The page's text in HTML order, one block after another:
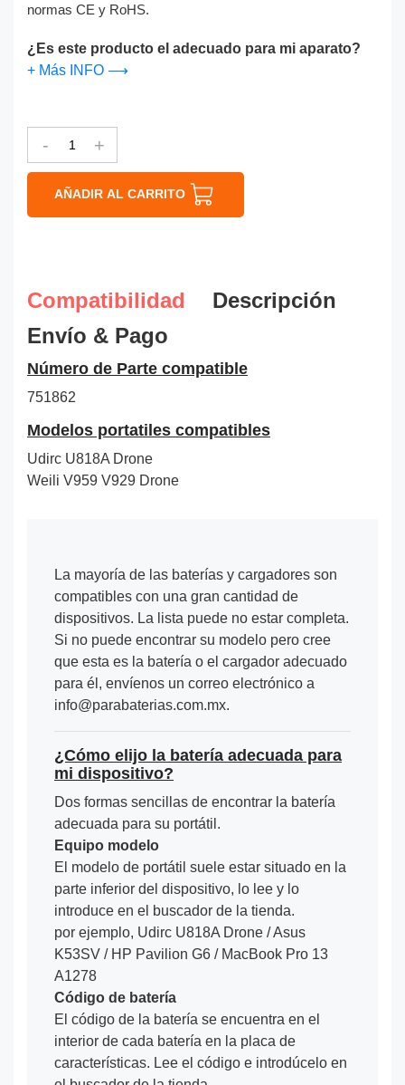
normas CE y RoHS.
¿Es este producto el adecuado para mi aparato?
+ Más INFO ⟶
- +
AÑADIR AL CARRITO
Compatibilidad
Descripción
Envío & Pago
Número de Parte compatible
751862
Modelos portatiles compatibles
Udirc U818A Drone
Weili V959 V929 Drone
La mayoría de las baterías y cargadores son
compatibles con una gran cantidad de
dispositivos. La lista puede no estar completa.
Si no puede encontrar su modelo pero cree
que esta es la batería o el cargador adecuado
para él, envíenos un correo electrónico a
info@parabaterias.com.mx.
¿Cómo elijo la batería adecuada para
mi dispositivo?
Dos formas sencillas de encontrar la batería
adecuada para su portátil.
Equipo modelo
El modelo de portátil suele estar situado en la
parte inferior del dispositivo, lo lee y lo
introduce en el buscador de la tienda.
por ejemplo, Udirc U818A Drone / Asus
K53SV / HP Pavilion G6 / MacBook Pro 13
A1278
Código de batería
El código de la batería se encuentra en el
interior de cada batería en la placa de
características. Lee el código e introdúcelo en